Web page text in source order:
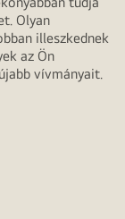
Olyan
illeszkednek
az Ön
vívmányait.